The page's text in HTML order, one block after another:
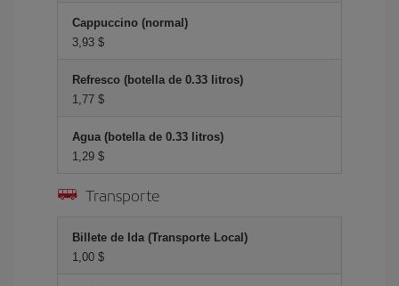
Cappuccino (normal)
3,93 $
Refresco (botella de 0.33 litros)
1,77 $
Agua (botella de 0.33 litros)
1,29 $
Transporte
Billete de Ida (Transporte Local)
1,00 $